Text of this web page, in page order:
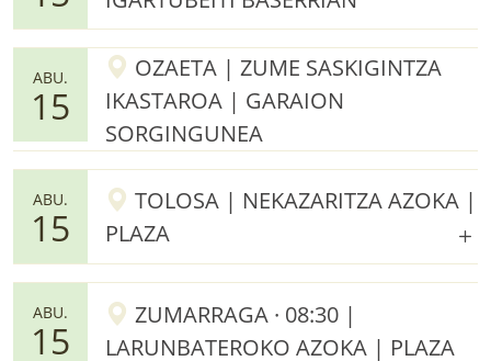
ABU.
15
OZAETA | ZUME SASKIGINTZA
IKASTAROA | GARAION
SORGINGUNEA
ABU.
15
TOLOSA | NEKAZARITZA AZOKA |
PLAZA
ABU.
15
ZUMARRAGA · 08:30 |
LARUNBATEROKO AZOKA | PLAZA